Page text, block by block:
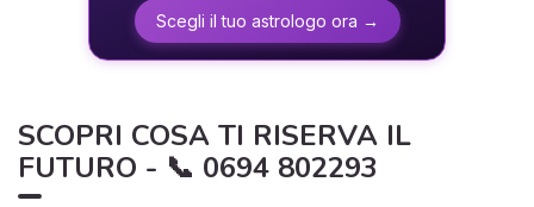
Scegli il tuo astrologo ora →
SCOPRI COSA TI RISERVA IL
FUTURO - 📞 0694 802293